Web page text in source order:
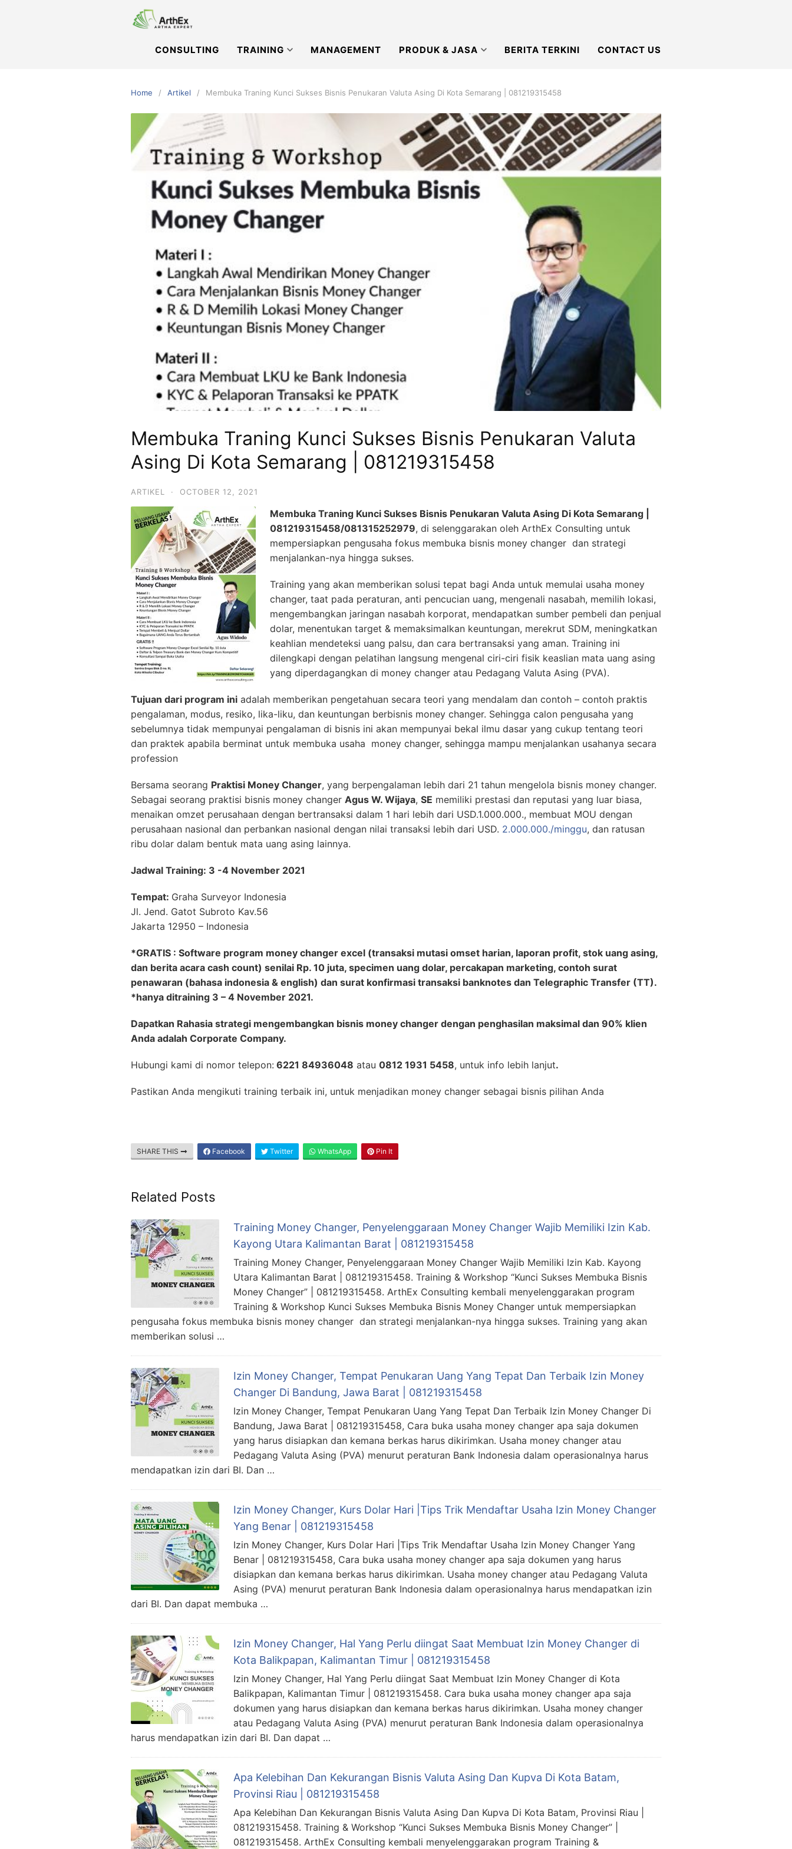
CONSULTING TRAINING MANAGEMENT PRODUK & JASA BERITA TERKINI CONTACT US
Home Artikel Membuka Traning Kunci Sukses Bisnis Penukaran Valuta Asing Di Kota Semarang | 081219315458
Membuka Traning Kunci Sukses Bisnis Penukaran Valuta
Asing Di Kota Semarang | 081219315458
ARTIKEL · OCTOBER 12, 2021
Membuka Traning Kunci Sukses Bisnis Penukaran Valuta Asing Di Kota Semarang |
081219315458/081315252979, di selenggarakan oleh ArthEx Consulting untuk
mempersiapkan pengusaha fokus membuka bisnis money changer dan strategi
menjalankan-nya hingga sukses.
Training yang akan memberikan solusi tepat bagi Anda untuk memulai usaha money
changer, taat pada peraturan, anti pencucian uang, mengenali nasabah, memilih lokasi,
mengembangkan jaringan nasabah korporat, mendapatkan sumber pembeli dan penjual
dolar, menentukan target & memaksimalkan keuntungan, merekrut SDM, meningkatkan
keahlian mendeteksi uang palsu, dan cara bertransaksi yang aman. Training ini
dilengkapi dengan pelatihan langsung mengenal ciri-ciri fisik keaslian mata uang asing
yang diperdagangkan di money changer atau Pedagang Valuta Asing (PVA).
Tujuan dari program ini adalah memberikan pengetahuan secara teori yang mendalam dan contoh – contoh praktis
pengalaman, modus, resiko, lika-liku, dan keuntungan berbisnis money changer. Sehingga calon pengusaha yang
sebelumnya tidak mempunyai pengalaman di bisnis ini akan mempunyai bekal ilmu dasar yang cukup tentang teori
dan praktek apabila berminat untuk membuka usaha money changer, sehingga mampu menjalankan usahanya secara
profession
Bersama seorang Praktisi Money Changer, yang berpengalaman lebih dari 21 tahun mengelola bisnis money changer.
Sebagai seorang praktisi bisnis money changer Agus W. Wijaya, SE memiliki prestasi dan reputasi yang luar biasa,
menaikan omzet perusahaan dengan bertransaksi dalam 1 hari lebih dari USD.1.000.000., membuat MOU dengan
perusahaan nasional dan perbankan nasional dengan nilai transaksi lebih dari USD. 2.000.000./minggu, dan ratusan
ribu dolar dalam bentuk mata uang asing lainnya.
Jadwal Training: 3 -4 November 2021
Tempat: Graha Surveyor Indonesia
Jl. Jend. Gatot Subroto Kav.56
Jakarta 12950 – Indonesia
*GRATIS : Software program money changer excel (transaksi mutasi omset harian, laporan profit, stok uang asing,
dan berita acara cash count) senilai Rp. 10 juta, specimen uang dolar, percakapan marketing, contoh surat
penawaran (bahasa indonesia & english) dan surat konfirmasi transaksi banknotes dan Telegraphic Transfer (TT).
*hanya ditraining 3 – 4 November 2021.
Dapatkan Rahasia strategi mengembangkan bisnis money changer dengan penghasilan maksimal dan 90% klien
Anda adalah Corporate Company.
Hubungi kami di nomor telepon: 6221 84936048 atau 0812 1931 5458, untuk info lebih lanjut.
Pastikan Anda mengikuti training terbaik ini, untuk menjadikan money changer sebagai bisnis pilihan Anda
SHARE THIS Facebook Twitter WhatsApp Pin It
Related Posts
Training Money Changer, Penyelenggaraan Money Changer Wajib Memiliki Izin Kab.
Kayong Utara Kalimantan Barat | 081219315458
Training Money Changer, Penyelenggaraan Money Changer Wajib Memiliki Izin Kab. Kayong
Utara Kalimantan Barat | 081219315458. Training & Workshop “Kunci Sukses Membuka Bisnis
Money Changer” | 081219315458. ArthEx Consulting kembali menyelenggarakan program
Training & Workshop Kunci Sukses Membuka Bisnis Money Changer untuk mempersiapkan
pengusaha fokus membuka bisnis money changer dan strategi menjalankan-nya hingga sukses. Training yang akan
memberikan solusi …
Izin Money Changer, Tempat Penukaran Uang Yang Tepat Dan Terbaik Izin Money
Changer Di Bandung, Jawa Barat | 081219315458
Izin Money Changer, Tempat Penukaran Uang Yang Tepat Dan Terbaik Izin Money Changer Di
Bandung, Jawa Barat | 081219315458, Cara buka usaha money changer apa saja dokumen
yang harus disiapkan dan kemana berkas harus dikirimkan. Usaha money changer atau
Pedagang Valuta Asing (PVA) menurut peraturan Bank Indonesia dalam operasionalnya harus
mendapatkan izin dari BI. Dan …
Izin Money Changer, Kurs Dolar Hari |Tips Trik Mendaftar Usaha Izin Money Changer
Yang Benar | 081219315458
Izin Money Changer, Kurs Dolar Hari |Tips Trik Mendaftar Usaha Izin Money Changer Yang
Benar | 081219315458, Cara buka usaha money changer apa saja dokumen yang harus
disiapkan dan kemana berkas harus dikirimkan. Usaha money changer atau Pedagang Valuta
Asing (PVA) menurut peraturan Bank Indonesia dalam operasionalnya harus mendapatkan izin
dari BI. Dan dapat membuka …
Izin Money Changer, Hal Yang Perlu diingat Saat Membuat Izin Money Changer di
Kota Balikpapan, Kalimantan Timur | 081219315458
Izin Money Changer, Hal Yang Perlu diingat Saat Membuat Izin Money Changer di Kota
Balikpapan, Kalimantan Timur | 081219315458. Cara buka usaha money changer apa saja
dokumen yang harus disiapkan dan kemana berkas harus dikirimkan. Usaha money changer
atau Pedagang Valuta Asing (PVA) menurut peraturan Bank Indonesia dalam operasionalnya
harus mendapatkan izin dari BI. Dan dapat …
Apa Kelebihan Dan Kekurangan Bisnis Valuta Asing Dan Kupva Di Kota Batam,
Provinsi Riau | 081219315458
Apa Kelebihan Dan Kekurangan Bisnis Valuta Asing Dan Kupva Di Kota Batam, Provinsi Riau |
081219315458. Training & Workshop “Kunci Sukses Membuka Bisnis Money Changer” |
081219315458. ArthEx Consulting kembali menyelenggarakan program Training &